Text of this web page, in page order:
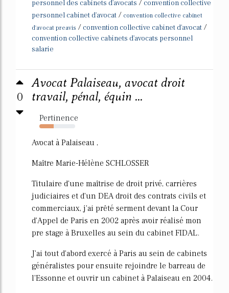
personnel des cabinets d'avocats / convention collective
personnel cabinet d'avocat / convention collective cabinet
d'avocat preavis / convention collective cabinet d'avocat /
convention collective cabinets d'avocats personnel
salarie
0
Avocat Palaiseau, avocat droit
travail, pénal, équin ...
Pertinence
40%
Avocat à Palaiseau ,
Maître Marie-Hélène SCHLOSSER
Titulaire d'une maîtrise de droit privé, carrières
judiciaires et d'un DEA droit des contrats civils et
commerciaux, j'ai prêté serment devant la Cour
d'Appel de Paris en 2002 après avoir réalisé mon
pre stage à Bruxelles au sein du cabinet FIDAL.
J'ai tout d'abord exercé à Paris au sein de cabinets
généralistes pour ensuite rejoindre le barreau de
l'Essonne et ouvrir un cabinet à Palaiseau en 2004.